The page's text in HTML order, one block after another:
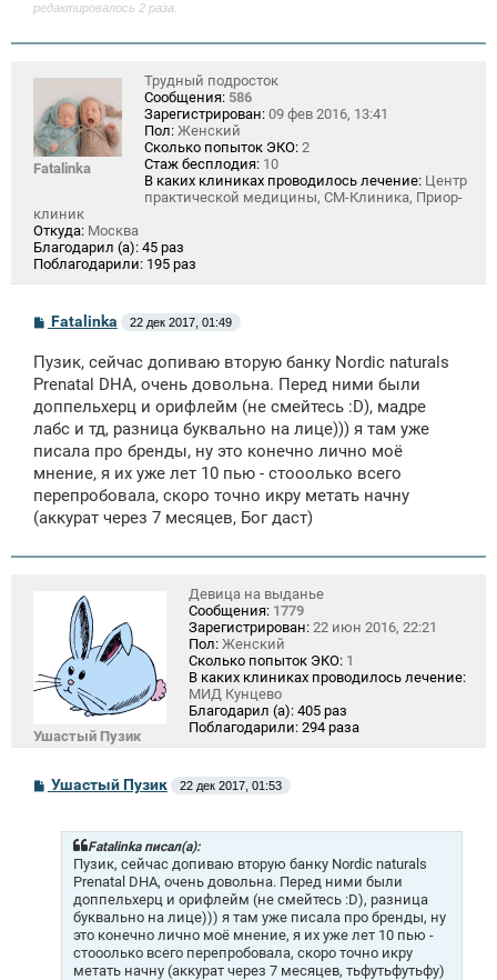
редактировалось 2 раза.
Fatalinka
Трудный подросток
Сообщения: 586
Зарегистрирован: 09 фев 2016, 13:41
Пол: Женский
Сколько попыток ЭКО: 2
Стаж бесплодия: 10
В каких клиниках проводилось лечение: Центр
практической медицины, СМ-Клиника, Приор-
клиник
Откуда: Москва
Благодарил (а): 45 раз
Поблагодарили: 195 раз
С
б
щ
н
и
Fatalinka 22 дек 2017, 01:49
Пузик, сейчас допиваю вторую банку Nordic naturals
Prenatal DHA, очень довольна. Перед ними были
доппельхерц и орифлейм (не смейтесь :D), мадре
лабс и тд, разница буквально на лице))) я там уже
писала про бренды, ну это конечно лично моё
мнение, я их уже лет 10 пью - стооолько всего
перепробовала, скоро точно икру метать начну
(аккурат через 7 месяцев, Бог даст)
Ушастый Пузик
Девица на выданье
Сообщения: 1779
Зарегистрирован: 22 июн 2016, 22:21
Пол: Женский
Сколько попыток ЭКО: 1
В каких клиниках проводилось лечение:
МИД Кунцево
Благодарил (а): 405 раз
Поблагодарили: 294 раза
СУшастый Пузик 22 дек 2017, 01:53
Fatalinka писал(а):
Пузик, сейчас допиваю вторую банку Nordic naturals
Prenatal DHA, очень довольна. Перед ними были
доппельхерц и орифлейм (не смейтесь :D), разница
буквально на лице))) я там уже писала про бренды, ну
это конечно лично моё мнение, я их уже лет 10 пью -
стооолько всего перепробовала, скоро точно икру
метать начну (аккурат через 7 месяцев, тьфутьфутьфу)